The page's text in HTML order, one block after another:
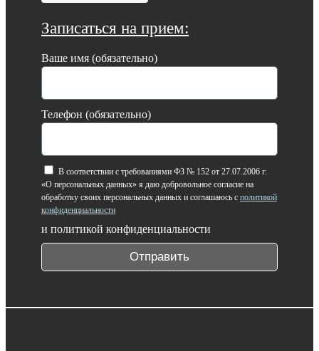
Записаться на прием:
Ваше имя (обязательно)
Телефон (обязательно)
В соответствии с требованиями ФЗ № 152 от 27.07.2006 г.
«О персональных данных» я даю добровольное согласие на
обработку своих персональных данных и соглашаюсь с политикой
конфиденциальности
и политикой конфиденциальности
Отправить